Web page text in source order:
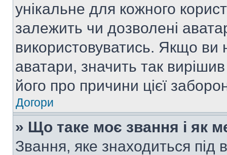
унікальне для кожного
залежить чи дозволені
використовуватись. Якщо ви
аватари, значить так
його про причини цієї
Догори
» Що таке моє звання і як
Звання, яке знаходиться